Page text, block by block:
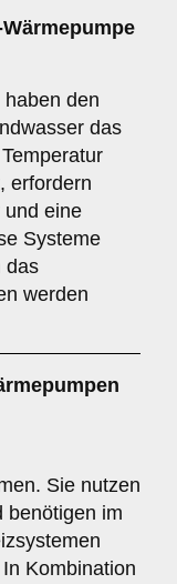
den
das
erfordern
und eine
Systeme
das
werden
Sie nutzen
benötigen im
Kombination